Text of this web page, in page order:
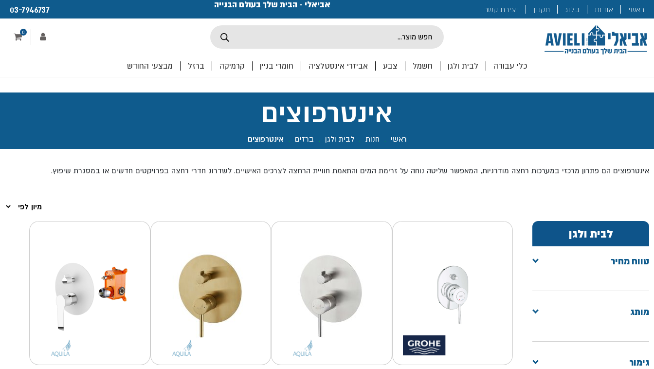
ראשי אודות בלוג תקנון יצירת קשרלכם!
אביאלי - הבית שלך בעולם הבנייה 03-7946737
Products
search
0
כלי עבודה לבית ולגן חשמל צבע אביזרי אינסטלציה חומרי בניין קרמיקה ברזל מבצעי החודש
אינטרפוצים
ראשי . חנות . לבית ולגן . ברזים . אינטרפוצים
אינטרפוצים הם פתרון מרכזי במערכות רחצה מודרניות, המאפשר שליטה נוחה על זרימת המים והתאמת חוויית הרחצה לצרכים האישיים. לשדרוג חדרי רחצה בפרויקטים חדשים או במסגרת שיפוץ.
לבית ולגן
טווח מחיר
מותג
גימור